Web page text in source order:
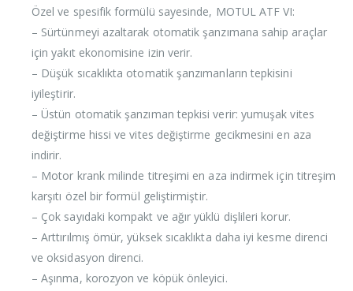
Özel ve spesifik formülü sayesinde, MOTUL ATF VI:
– Sürtünmeyi azaltarak otomatik şanzımana sahip araçlar
için yakıt ekonomisine izin verir.
– Düşük sıcaklıkta otomatik şanzımanların tepkisini
iyileştirir.
– Üstün otomatik şanzıman tepkisi verir: yumuşak vites
değiştirme hissi ve vites değiştirme gecikmesini en aza
indirir.
– Motor krank milinde titreşimi en aza indirmek için titreşim
karşıtı özel bir formül geliştirmiştir.
– Çok sayıdaki kompakt ve ağır yüklü dişlileri korur.
– Arttırılmış ömür, yüksek sıcaklıkta daha iyi kesme direnci
ve oksidasyon direnci.
– Aşınma, korozyon ve köpük önleyici.